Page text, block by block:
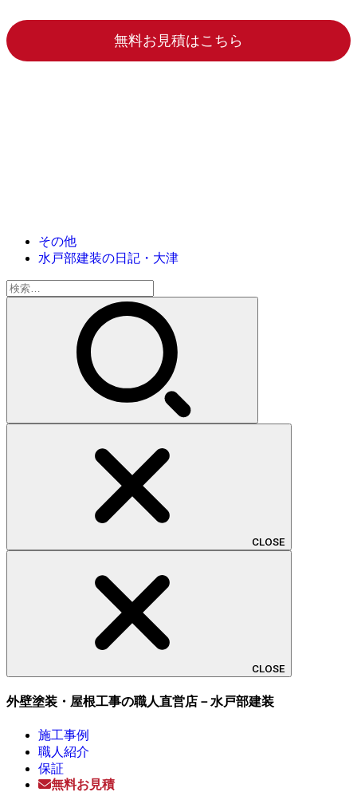
無料お見積はこちら
その他
水戸部建装の日記・大津
検
索:
CLOSE
CLOSE
外壁塗装・屋根工事の職人直営店－水戸部建装
施工事例
職人紹介
保証
無料お見積